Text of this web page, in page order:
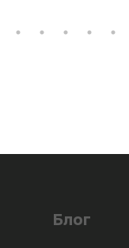
Блог